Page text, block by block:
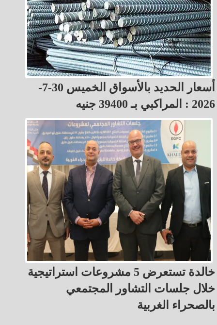
أسعار الحديد بالأسواق الخميس 30-7-
2026 : المراكبي بـ 39400 جنيه
خالدة تستعرض 5 مشروعات استراتيجية
خلال جلسات التشاور المجتمعي
بالصحراء الغربية